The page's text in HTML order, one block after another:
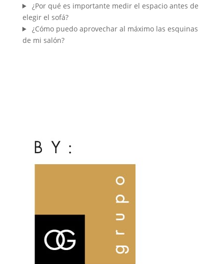
¿Por qué es importante medir el espacio antes de
elegir el sofá?
¿Cómo puedo aprovechar al máximo las esquinas
de mi salón?